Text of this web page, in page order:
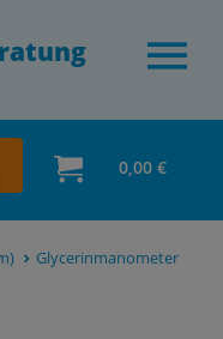
0,00 €
Glycerinmanometer